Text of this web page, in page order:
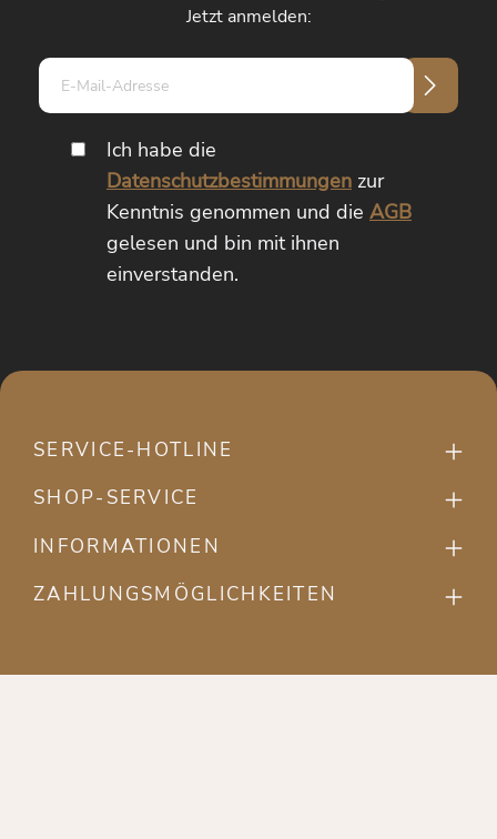
Jetzt anmelden:
Adresse*
Ich habe die
Datenschutzbestimmungenzur
Kenntnis genommen und die AGB
gelesen und bin mit ihnen
einverstanden.
SERVICE-HOTLINE
SHOP-SERVICE
INFORMATIONEN
ZAHLUNGSMÖGLICHKEITEN